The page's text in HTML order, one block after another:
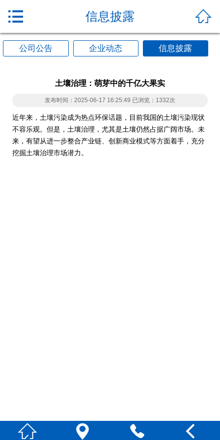

信息披露

公司公告 企业动态 信息披露
土壤治理：萌芽中的千亿大果实
发布时间：2025-06-17 16:25:49 已浏览：1332次
近年来，土壤污染成为热点环保话题，目前我国的土壤污染现状
不容乐观。但是，土壤治理，尤其是土壤仍然占据广阔市场。未
来，有望从进一步整合产业链、创新商业模式等方面着手，充分
挖掘土壤治理市场潜力。
   